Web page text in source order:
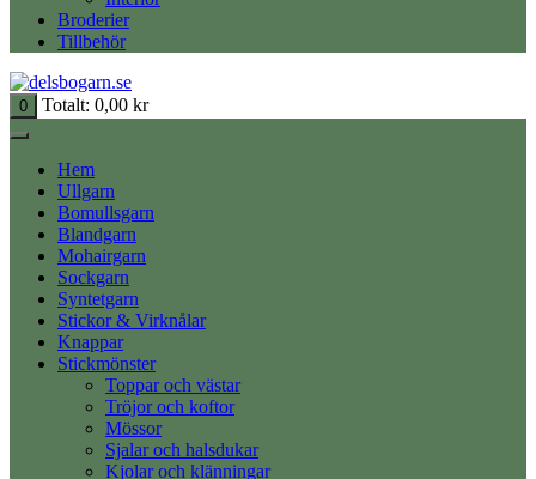
Broderier
Tillbehör
0 Totalt: 0,00 kr
Hem
Ullgarn
Bomullsgarn
Blandgarn
Mohairgarn
Sockgarn
Syntetgarn
Stickor & Virknålar
Knappar
Stickmönster
Toppar och västar
Tröjor och koftor
Mössor
Sjalar och halsdukar
Kjolar och klänningar